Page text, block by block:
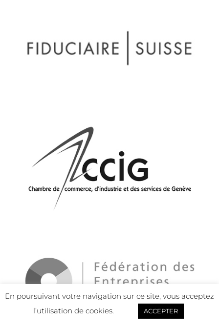
En poursuivant votre navigation sur ce site, vous acceptez
l’utilisation de cookies.
ACCEPTER